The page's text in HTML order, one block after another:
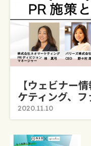
【ウェビナー
ケティング、
2020.11.10